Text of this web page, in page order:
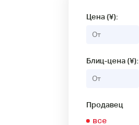
Цена (¥):
Блиц-цена (¥):
Продавец
все